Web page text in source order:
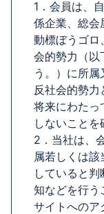
1．会員は、
係企業、総会
動標ぼうゴロ
会的勢力（以
う。）に所
反社会的勢力
将来にわたっ
しないことを
2．当社は、
属若しくは
していると
知などを行う
サイトへのア